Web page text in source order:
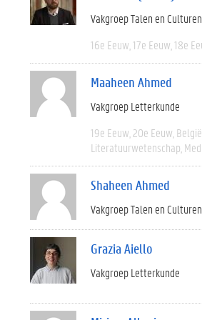
Vakgroep Talen en Culturen
16e Eeuw 17e Eeuw 18e
Maaheen Ahmed
Vakgroep Letterkunde
19e Eeuw 20e Eeuw België
Literatuurwetenschap
Shaheen Ahmed
Vakgroep Talen en Culturen
Grazia Aiello
Vakgroep Letterkunde